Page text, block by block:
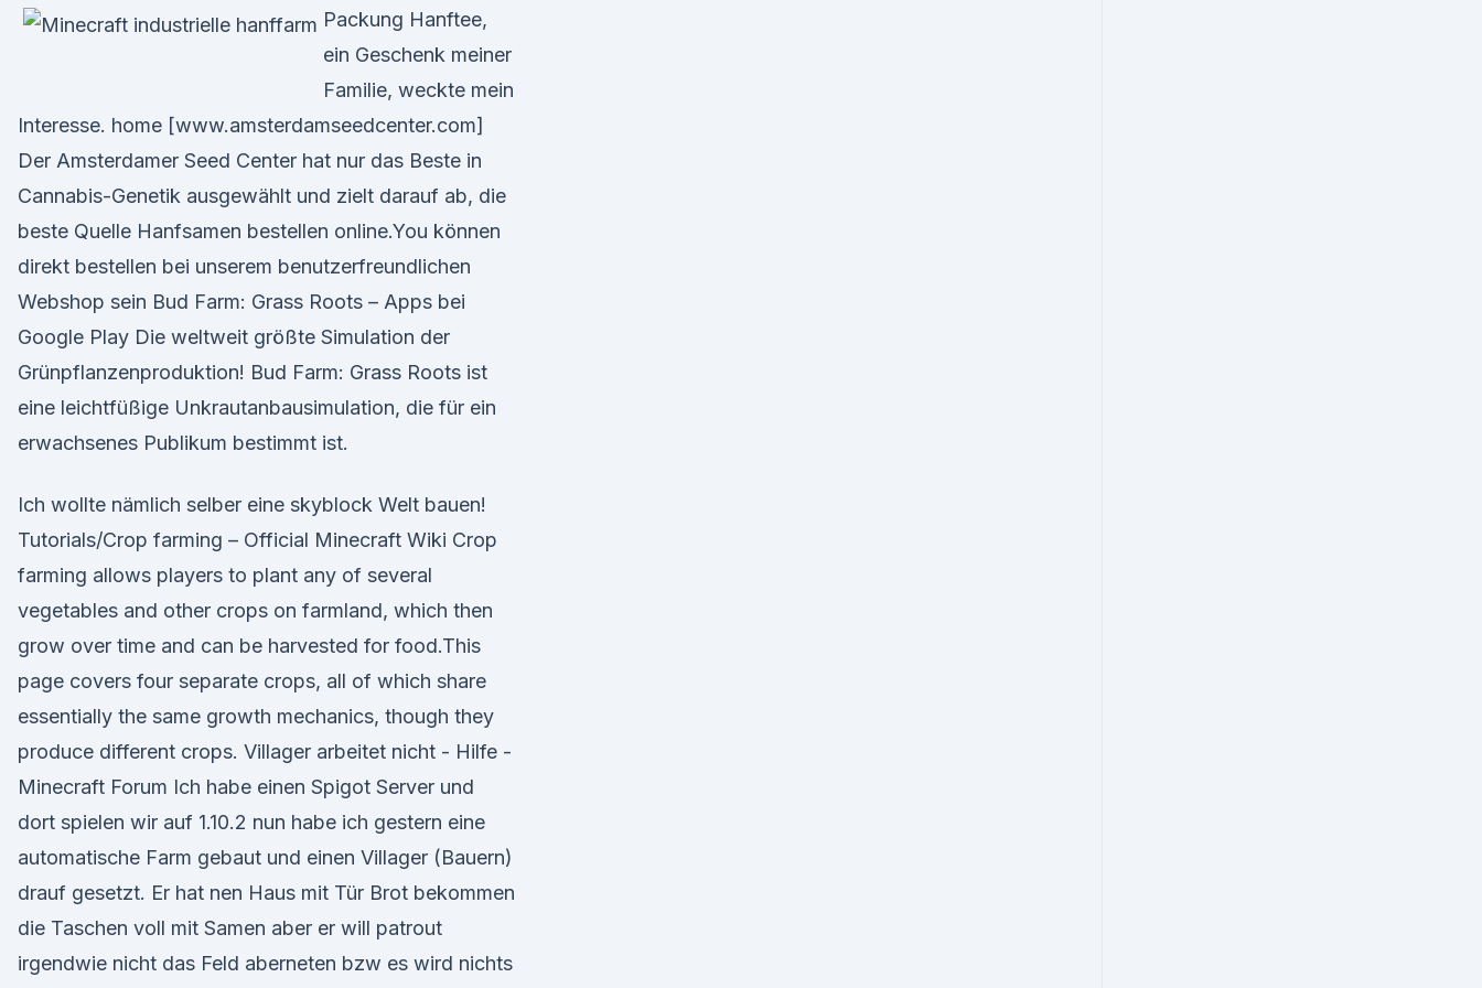
Packung Hanftee,
ein Geschenk meiner
Familie, weckte mein
Interesse. home [www.amsterdamseedcenter.com]
Der Amsterdamer Seed Center hat nur das Beste in
Cannabis-Genetik ausgewählt und zielt darauf ab, die
beste Quelle Hanfsamen bestellen online.You können
direkt bestellen bei unserem benutzerfreundlichen
Webshop sein Bud Farm: Grass Roots – Apps bei
Google Play Die weltweit größte Simulation der
Grünpflanzenproduktion! Bud Farm: Grass Roots ist
eine leichtfüßige Unkrautanbausimulation, die für ein
erwachsenes Publikum bestimmt ist.
Ich wollte nämlich selber eine skyblock Welt bauen!
Tutorials/Crop farming – Official Minecraft Wiki Crop
farming allows players to plant any of several
vegetables and other crops on farmland, which then
grow over time and can be harvested for food.This
page covers four separate crops, all of which share
essentially the same growth mechanics, though they
produce different crops. Villager arbeitet nicht - Hilfe -
Minecraft Forum Ich habe einen Spigot Server und
dort spielen wir auf 1.10.2 nun habe ich gestern eine
automatische Farm gebaut und einen Villager (Bauern)
drauf gesetzt. Er hat nen Haus mit Tür Brot bekommen
die Taschen voll mit Samen aber er will patrout
irgendwie nicht das Feld aberneten bzw es wird nichts